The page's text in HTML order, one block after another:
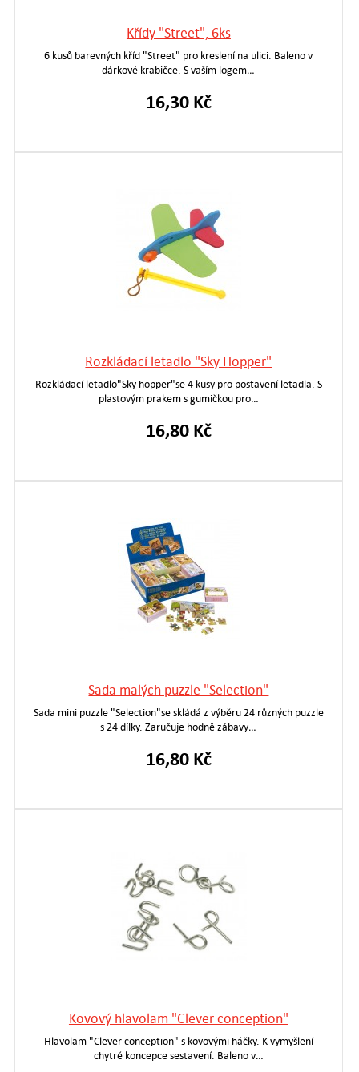
Křídy "Street", 6ks
6 kusů barevných kříd "Street" pro kreslení na ulici. Baleno v
dárkové krabičce. S vaším logem…
16,30 Kč
Rozkládací letadlo "Sky Hopper"
Rozkládací letadlo"Sky hopper"se 4 kusy pro postavení letadla. S
plastovým prakem s gumičkou pro…
16,80 Kč
Sada malých puzzle "Selection"
Sada mini puzzle "Selection"se skládá z výběru 24 různých puzzle
s 24 dílky. Zaručuje hodně zábavy…
16,80 Kč
Kovový hlavolam "Clever conception"
Hlavolam "Clever conception" s kovovými háčky. K vymyšlení
chytré koncepce sestavení. Baleno v…